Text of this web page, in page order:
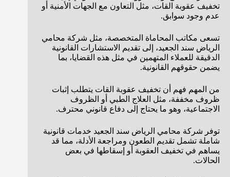
تخفيف عقوبة القات، مثل التعاون مع الجهات الأمنية أو
عدم وجود سوابق.
تسعى مكاتب المحاماة المتخصصة، مثل شركة محامي
الرياض سند الجعيد، إلى تقديم الاستشارات القانونية
الدقيقة للعملاء المتهمين في مثل هذه القضايا، بما
يضمن حقوقهم القانونية.
من المهم فهم أن تخفيف عقوبة القات يتطلب إثبات
ظروف مخففة، مثل العلاج الطبي أو الظروف
الاجتماعية، وهو ما يحتاج إلى دفاع قانوني محترف.
توفر شركة محامي الرياض سند الجعيد خدمات قانونية
شاملة تشمل تقديم الطعون ومراجعة الأدلة، مما قد
يساهم في تخفيف العقوبة أو إسقاطها في بعض
الحالات.